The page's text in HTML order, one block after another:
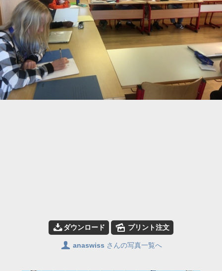
📥ダウンロード 🌄 プリント注文
👤 anaswiss さんの写真一覧へ